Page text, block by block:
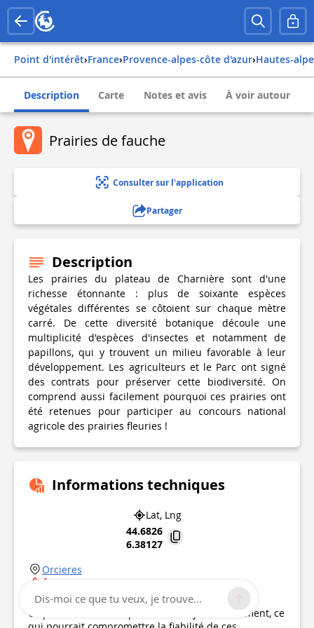
Point d'intérêt› france› provence-alpes-côte d'azur› hautes-
Description Carte Notes et avis À voir autour
Prairies de fauche
Consulter sur l'application
Partager
Description
Les prairies du plateau de Charnière sont d'une
richesse étonnante : plus de soixante espèces
végétales différentes se côtoient sur chaque mètre
carré. De cette diversité botanique découle une
multiplicité d'espèces d'insectes et notamment de
papillons, qui y trouvent un milieu favorable à leur
développement. Les agriculteurs et le Parc ont signé
des contrats pour préserver cette biodiversité. On
comprend aussi facilement pourquoi ces prairies ont
été retenues pour participer au concours national
agricole des prairies fleuries !
Informations techniques
Lat, Lng
44.6826
6.38127
Orcieres
État incertain
Point d'intérêt mis à jour le28/07/2023
Ce point d’intérêt n'a pas été mis à jour récemment, ce
Dis-moi ce que tu veux, je trouve...